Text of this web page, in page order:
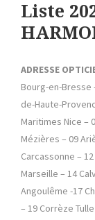
Liste
ADRESSE
Bourg-en-Bresse
de-Haute-
Maritimes Nice –
Mézières – 09
Carcassonne –
Marseille – 14
Angoulême -17
– 19 Corrèze